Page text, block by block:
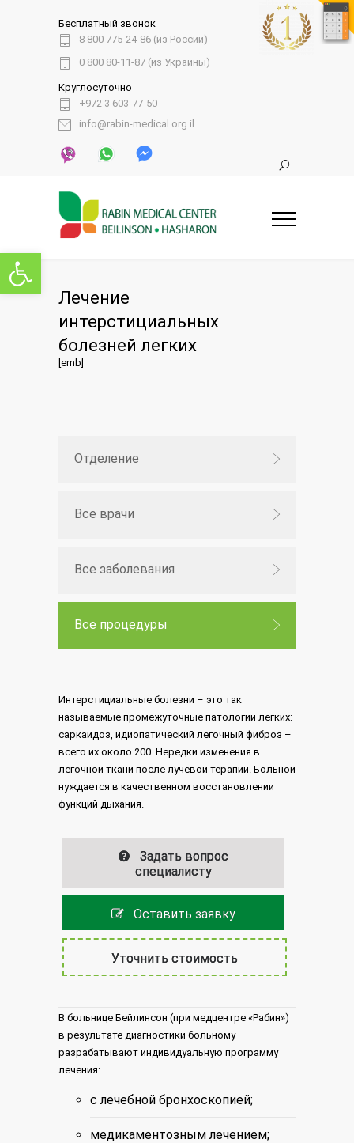
Открыть панель инструментов
Бесплатный звонок
8 800 775-24-86 (из России)
0 800 80-11-87 (из Украины)
Круглосуточно
+972 3 603-77-50
info@rabin-medical.org.il
Лечение
интерстициальных
болезней легких
[emb]
Отделение
Все врачи
Все заболевания
Все процедуры
Интерстициальные болезни – это так
называемые промежуточные патологии легких:
саркаидоз, идиопатический легочный фиброз –
всего их около 200. Нередки изменения в
легочной ткани после лучевой терапии. Больной
нуждается в качественном восстановлении
функций дыхания.
Задать вопрос
специалисту
Оставить заявку
Уточнить стоимость
В больнице Бейлинсон (при медцентре «Рабин»)
в результате диагностики больному
разрабатывают индивидуальную программу
лечения:
с лечебной бронхоскопией;
медикаментозным лечением;